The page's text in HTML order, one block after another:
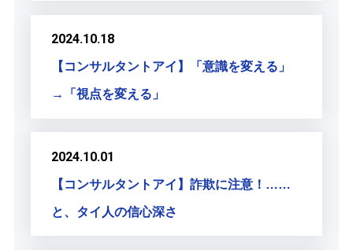
2024.10.18
【コンサルタントアイ】「意識を変える」
→「視点を変える」
2024.10.01
【コンサルタントアイ】詐欺に注意！……
と、タイ人の信心深さ